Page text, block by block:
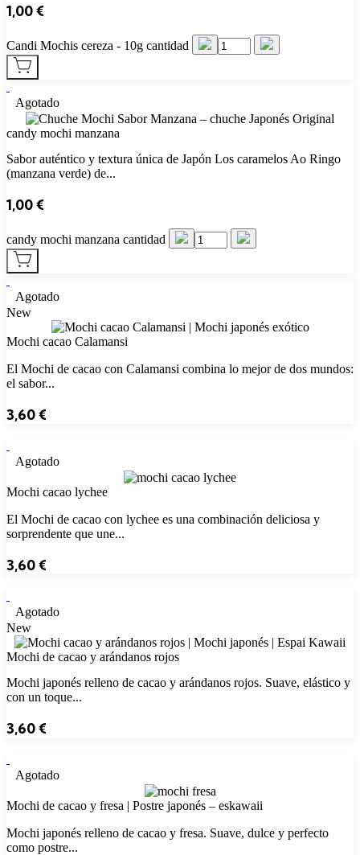
1,00€
Candi Mochis cereza - 10g cantidad
Agotado
candy mochi manzana
Sabor auténtico y textura única de Japón Los caramelos Ao Ringo
(manzana verde) de...
1,00€
candy mochi manzana cantidad
Agotado
New
Mochi cacao Calamansi
El Mochi de cacao con Calamansi combina lo mejor de dos mundos:
el sabor...
3,60€
Agotado
Mochi cacao lychee
El Mochi de cacao con lychee es una combinación deliciosa y
sorprendente que une...
3,60€
Agotado
New
Mochi de cacao y arándanos rojos
Mochi japonés relleno de cacao y arándanos rojos. Suave, elástico y
con un toque...
3,60€
Agotado
Mochi de cacao y fresa | Postre japonés – eskawaii
Mochi japonés relleno de cacao y fresa. Suave, dulce y perfecto
como postre...